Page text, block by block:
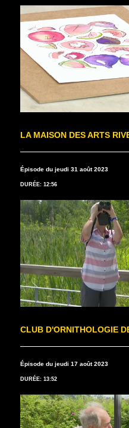
LA MAISON DES ARTS
Épisode du jeudi 31 août 2023
DURÉE: 12:56
CLUB D'ORNITHOLOGIE
Épisode du jeudi 17 août 2023
DURÉE: 13:52